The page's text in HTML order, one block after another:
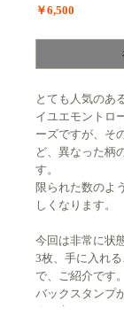
￥6,500
とても人気のあ
イユエモントロ
ーズですが、そ
ど、異なった柄
す。
限られた数のよ
しくなります。
今回は非常に状
3枚、手に入れ
で、ご紹介です。
バックスタンプ